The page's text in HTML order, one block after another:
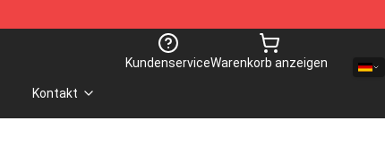
KundenserviceWarenkorb anzeigen
Kontakt